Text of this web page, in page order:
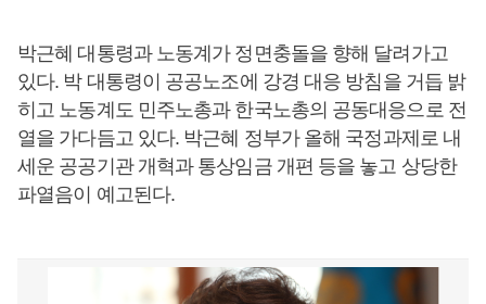
박근혜 대통령과 노동계가 정면충돌을 향해 달려가고
있다. 박 대통령이 공공노조에 강경 대응 방침을 거듭 밝
히고 노동계도 민주노총과 한국노총의 공동대응으로 전
열을 가다듬고 있다. 박근혜 정부가 올해 국정과제로 내
세운 공공기관 개혁과 통상임금 개편 등을 놓고 상당한
파열음이 예고된다.